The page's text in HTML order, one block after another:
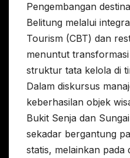
Pengembangan
Belitung melalui
Tourism (CBT) dan
menuntut
struktur tata kelola di
Dalam diskursus
keberhasilan objek
Bukit Senja dan
sekadar bergantung
statis, melainkan pada